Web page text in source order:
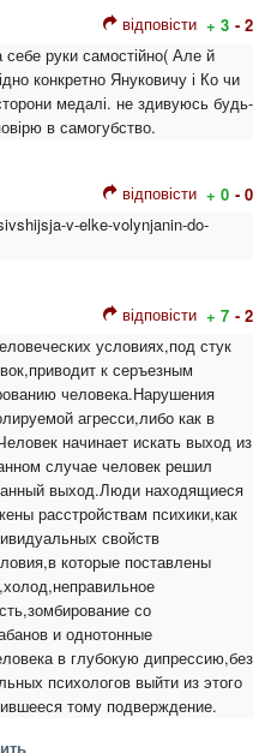
відповісти + 3 - 2
руки самостійно( Але й
конкретно Януковичу і Ко чи
медалі. не здивуюсь будь-
в самогубство.
відповісти + 0 - 0
v-elke-volynjanin-do-
відповісти + 7 - 2
условиях,под стук
к серъезным
человека.Нарушения
агресси,либо как в
начинает искать выход из
случае человек решил
выход.Люди находящиеся
расстройствам психики,как
свойств
которые поставлены
со
и однотонные
в глубокую дипрессию,без
психологов выйти из этого
тому подверждение.